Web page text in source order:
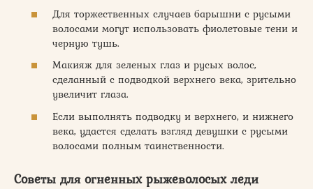
Для торжественных случаев барышни с русыми
волосами могут использовать фиолетовые тени и
черную тушь.
Макияж для зеленых глаз и русых волос,
сделанный с подводкой верхнего века, зрительно
увеличит глаза.
Если выполнять подводку и верхнего, и нижнего
века, удастся сделать взгляд девушки с русыми
волосами полным таинственности.
Советы для огненных рыжеволосых леди